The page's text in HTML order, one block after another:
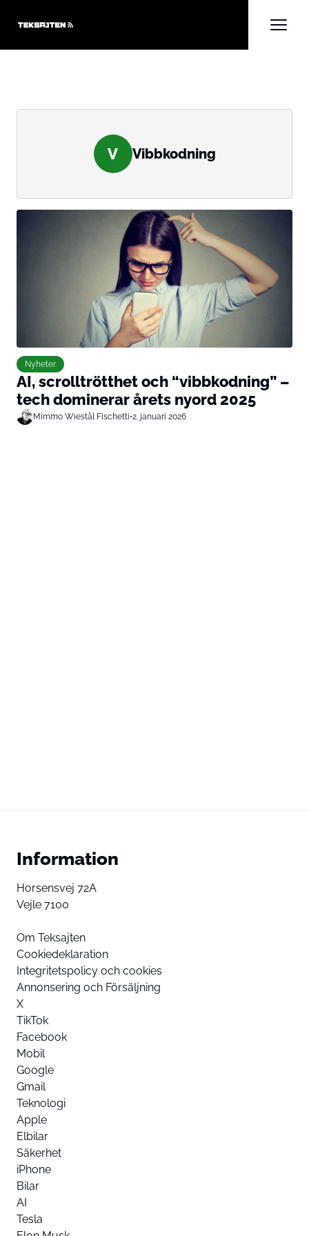
V Vibbkodning
Nyheter
AI, scrolltrötthet och “vibbkodning” –
tech dominerar årets nyord 2025
Mimmo Wiestål Fischetti•2. januari 2026
Information
Horsensvej 72A
Vejle 7100
Om Teksajten
Cookiedeklaration
Integritetspolicy och cookies
Annonsering och Försäljning
X
TikTok
Facebook
Mobil
Google
Gmail
Teknologi
Apple
Elbilar
Säkerhet
iPhone
Bilar
AI
Tesla